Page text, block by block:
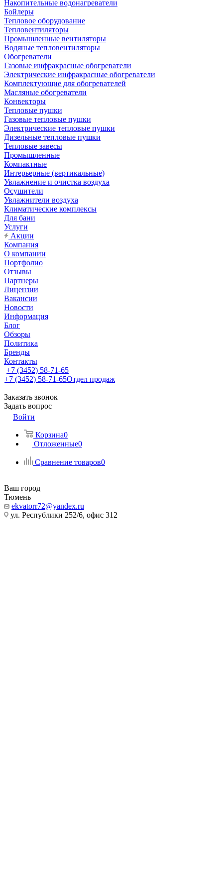
Накопительные водонагреватели
Бойлеры
Тепловое оборудование
Тепловентиляторы
Промышленные вентиляторы
Водяные тепловентиляторы
Обогреватели
Газовые инфракрасные обогреватели
Электрические инфракрасные обогреватели
Комплектующие для обогревателей
Масляные обогреватели
Конвекторы
Тепловые пушки
Газовые тепловые пушки
Электрические тепловые пушки
Дизельные тепловые пушки
Тепловые завесы
Промышленные
Компактные
Интерьерные (вертикальные)
Увлажнение и очистка воздуха
Осушители
Увлажнители воздуха
Климатические комплексы
Для бани
Услуги
Акции
Компания
О компании
Портфолио
Отзывы
Партнеры
Лицензии
Вакансии
Новости
Информация
Блог
Обзоры
Политика
Бренды
Контакты
+7 (3452) 58-71-65
+7 (3452) 58-71-65Отдел продаж
Заказать звонок
Задать вопрос
Войти
Корзина0
Отложенные0
Сравнение товаров0
Ваш город
Тюмень
ekvatorr72@yandex.ru
ул. Республики 252/6, офис 312